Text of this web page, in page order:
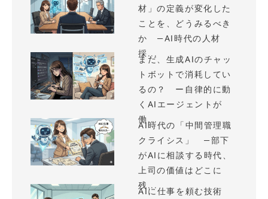
材」の定義が変化した
ことを、どうみるべき
か —AI時代の人材
採...
まだ、生成AIのチャッ
トボットで消耗してい
るの？ ー自律的に動
くAIエージェントが
働...
AI時代の「中間管理職
クライシス」 —部下
がAIに相談する時代、
上司の価値はどこに
残...
AIに仕事を頼む技術